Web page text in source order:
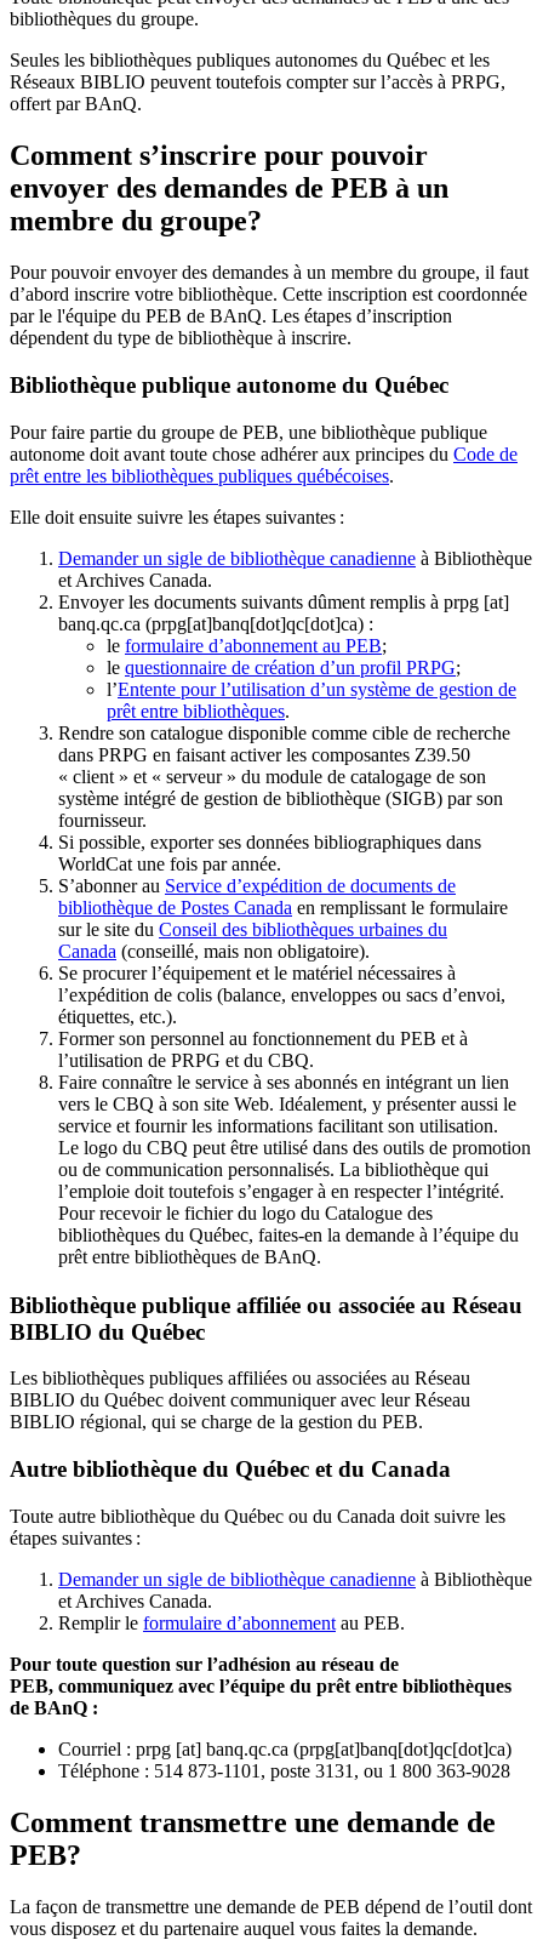
bibliothèques du groupe.
Seules les bibliothèques publiques autonomes du Québec et les
Réseaux BIBLIO peuvent toutefois compter sur l’accès à PRPG,
offert par BAnQ.
Comment s’inscrire pour pouvoir
envoyer des demandes de PEB à un
membre du groupe?
Pour pouvoir envoyer des demandes à un membre du groupe, il faut
d’abord inscrire votre bibliothèque. Cette inscription est coordonnée
par le l'équipe du PEB de BAnQ. Les étapes d’inscription
dépendent du type de bibliothèque à inscrire.
Bibliothèque publique autonome du Québec
Pour faire partie du groupe de PEB, une bibliothèque publique
autonome doit avant toute chose adhérer aux principes du Code de
prêt entre les bibliothèques publiques québécoises.
Elle doit ensuite suivre les étapes suivantes :
Demander un sigle de bibliothèque canadienne à Bibliothèque
et Archives Canada.
Envoyer les documents suivants dûment remplis à prpg [at]
banq.qc.ca (prpg[at]banq[dot]qc[dot]ca) :
le formulaire d’abonnement au PEB;
le questionnaire de création d’un profil PRPG;
l’Entente pour l’utilisation d’un système de gestion de
prêt entre bibliothèques.
Rendre son catalogue disponible comme cible de recherche
dans PRPG en faisant activer les composantes Z39.50
« client » et « serveur » du module de catalogage de son
système intégré de gestion de bibliothèque (SIGB) par son
fournisseur.
Si possible, exporter ses données bibliographiques dans
WorldCat une fois par année.
S’abonner au Service d’expédition de documents de
bibliothèque de Postes Canada en remplissant le formulaire
sur le site du Conseil des bibliothèques urbaines du
Canada (conseillé, mais non obligatoire).
Se procurer l’équipement et le matériel nécessaires à
l’expédition de colis (balance, enveloppes ou sacs d’envoi,
étiquettes, etc.).
Former son personnel au fonctionnement du PEB et à
l’utilisation de PRPG et du CBQ.
Faire connaître le service à ses abonnés en intégrant un lien
vers le CBQ à son site Web. Idéalement, y présenter aussi le
service et fournir les informations facilitant son utilisation.
Le logo du CBQ peut être utilisé dans des outils de promotion
ou de communication personnalisés. La bibliothèque qui
l’emploie doit toutefois s’engager à en respecter l’intégrité.
Pour recevoir le fichier du logo du Catalogue des
bibliothèques du Québec, faites-en la demande à l’équipe du
prêt entre bibliothèques de BAnQ.
Bibliothèque publique affiliée ou associée au Réseau
BIBLIO du Québec
Les bibliothèques publiques affiliées ou associées au Réseau
BIBLIO du Québec doivent communiquer avec leur Réseau
BIBLIO régional, qui se charge de la gestion du PEB.
Autre bibliothèque du Québec et du Canada
Toute autre bibliothèque du Québec ou du Canada doit suivre les
étapes suivantes :
Demander un sigle de bibliothèque canadienne à Bibliothèque
et Archives Canada.
Remplir le formulaire d’abonnement au PEB.
Pour toute question sur l’adhésion au réseau de
PEB, communiquez avec l’équipe du prêt entre bibliothèques
de BAnQ :
Courriel : prpg [at] banq.qc.ca (prpg[at]banq[dot]qc[dot]ca)
Téléphone : 514 873-1101, poste 3131, ou 1 800 363-9028
Comment transmettre une demande de
PEB?
La façon de transmettre une demande de PEB dépend de l’outil dont
vous disposez et du partenaire auquel vous faites la demande.